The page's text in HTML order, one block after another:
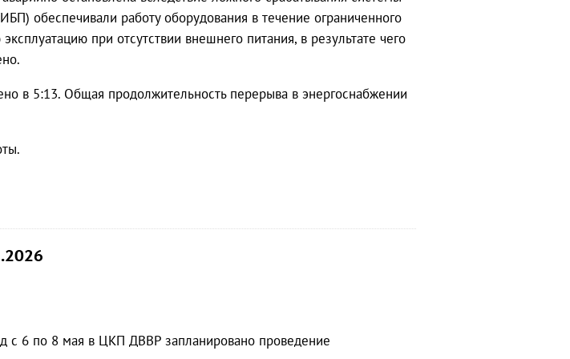
обеспечивали работу оборудования в течение ограниченного
при отсутствии внешнего питания, в результате чего
в 5:13. Общая продолжительность перерыва в энергоснабжении
с 6 по 8 мая в ЦКП ДВВР запланировано проведение